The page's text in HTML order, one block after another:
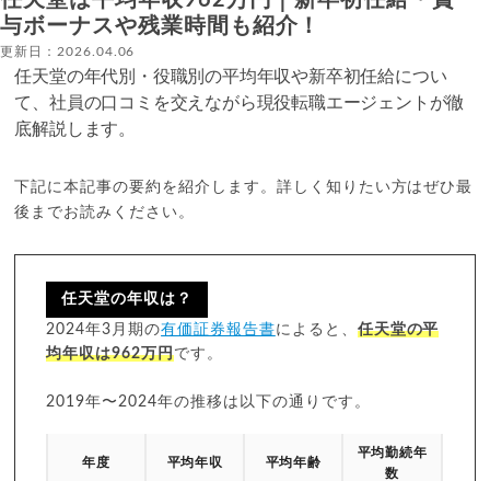
与ボーナスや残業時間も紹介！
更新日：2026.04.06
任天堂の年代別・役職別の平均年収や新卒初任給につい
て、社員の口コミを交えながら現役転職エージェントが徹
底解説します。
下記に本記事の要約を紹介します。詳しく知りたい方はぜひ最
後までお読みください。
任天堂の年収は？
2024年3月期の有価証券報告書によると、 任天堂の平
均年収は962万円です。
2019年〜2024年の推移は以下の通りです。
年度 平均年収 平均年齢
平均勤続年
数